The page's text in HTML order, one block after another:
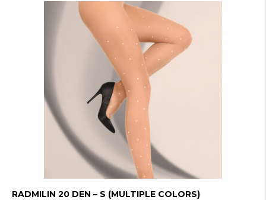
RADMILIN 20 DEN – S (MULTIPLE COLORS)